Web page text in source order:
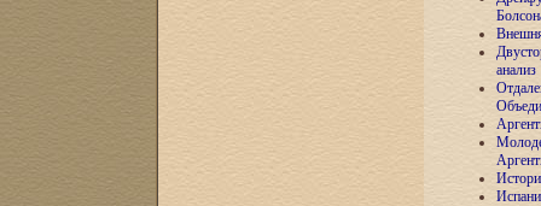
анализ